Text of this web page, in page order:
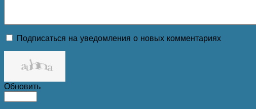
Подписаться на уведомления о новых комментариях
Обновить